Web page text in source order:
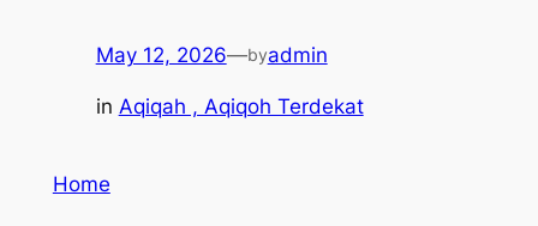
May 12, 2026—byadmin
in Aqiqah , Aqiqoh Terdekat
Home